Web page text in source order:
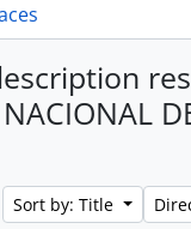
Sort by: Title